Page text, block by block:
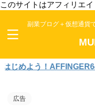
このサイトはアフィリエ
副業ブログ＋仮想通貨
めよう！AFFINGER6の
広告